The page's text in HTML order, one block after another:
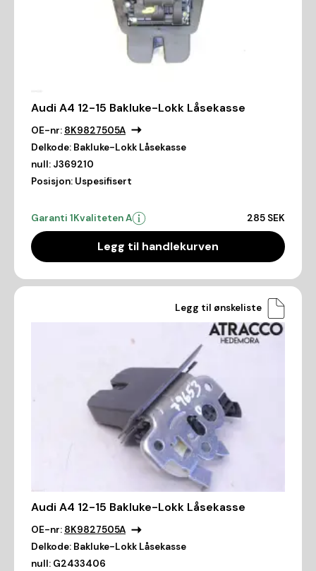
Audi A4 12-15 Bakluke-Lokk Låsekasse
OE-nr: 8K9827505A
Delkode: Bakluke-Lokk Låsekasse
null: J369210
Posisjon: Uspesifisert
Garanti 1Kvaliteten A 285 SEK
Legg til handlekurven
Legg til ønskeliste
Audi A4 12-15 Bakluke-Lokk Låsekasse
OE-nr: 8K9827505A
Delkode: Bakluke-Lokk Låsekasse
null: G2433406